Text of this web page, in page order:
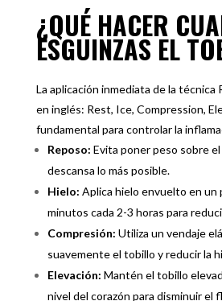
¿QUÉ HACER
ESGUINZAS EL
La aplicación inmediata de la técnica
en inglés: Rest, Ice, Compression,
fundamental para controlar la
Reposo: Evita poner peso sobre
descansa lo más posible.
Hielo: Aplica hielo envuelto en un
minutos cada 2-3 horas para
Compresión: Utiliza un vendaje
suavemente el tobillo y reducir la
Elevación: Mantén el tobillo
nivel del corazón para disminuir el